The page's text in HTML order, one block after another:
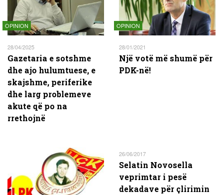
OPINION
28/04/2025
Gazetaria e sotshme
dhe ajo hulumtuese, e
skajshme, periferike
dhe larg problemeve
akute që po na
rrethojnë
OPINION
28/01/2021
Një votë më shumë për
PDK-në!
26/06/2017
Selatin Novosella
veprimtar i pesë
dekadave për çlirimin